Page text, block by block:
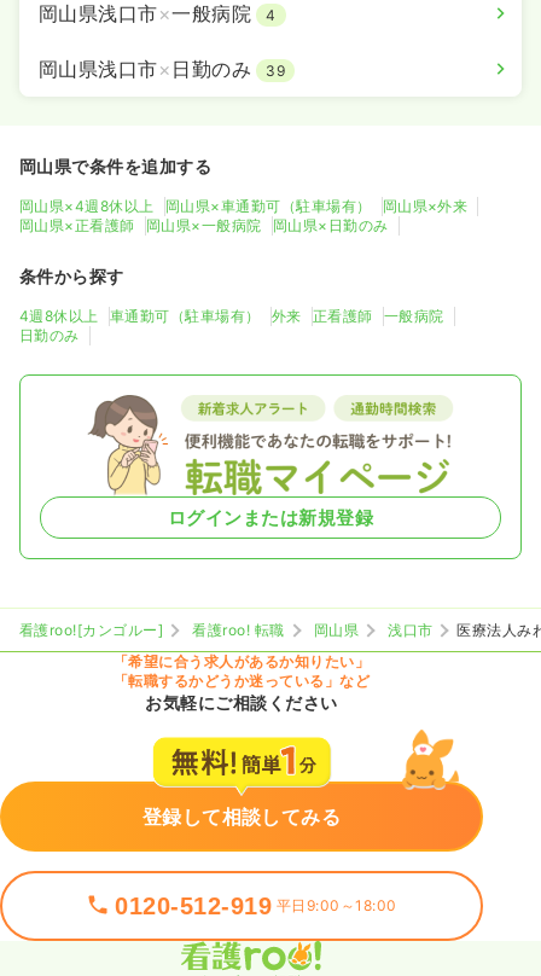
岡山県浅口市×一般病院 4
岡山県浅口市× 日勤のみ 39
岡山県で条件を追加する
岡山県×4週8休以上 岡山県×車通勤可（駐車場有）
岡山県×外来
岡山県×正看護師
岡山県×一般病院 岡山県×日勤のみ
条件から探す
4週8休以上 車通勤可（駐車場有） 外来 正看護師
一般病院
日勤のみ
ログインまたは新規登録
看護roo![カンゴルー] 看護roo! 転職 岡山県 浅口市
医療法人み
「希望に合う求人があるか知りたい」
「転職するかどうか迷っている」など
お気軽にご相談ください
登録して相談してみる
0120-512-919 平日9:00～18:00